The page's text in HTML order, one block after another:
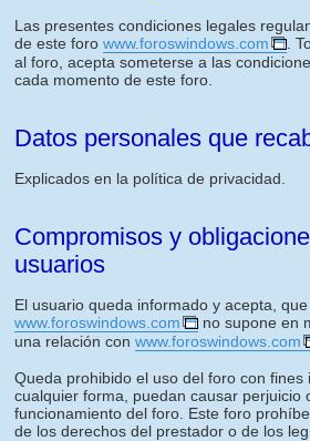
Las presentes condiciones legales
de este foro www.foroswindows.com
.
al foro, acepta someterse a las
cada momento de este foro.
Datos personales que
Explicados en la política de privacidad.
Compromisos y
usuarios
El usuario queda informado y acepta,
www.foroswindows.com
no supone en
una relación con www.foroswindows.com
Queda prohibido el uso del foro con fines
cualquier forma, puedan causar perjuicio
funcionamiento del foro. Este foro
de los derechos del prestador o de los